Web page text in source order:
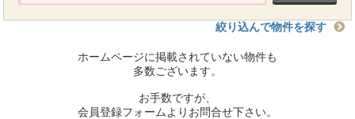
絞り込んで物件を探す
ホームページに掲載されていない物件も
多数ございます。
お手数ですが、
会員登録フォームよりお問合せ下さい。